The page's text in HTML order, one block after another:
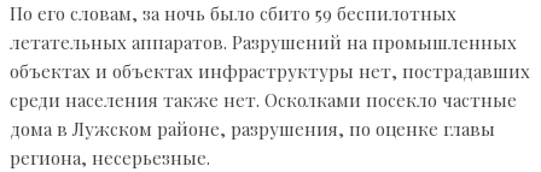
По его словам, за ночь было сбито 59 беспилотных
летательных аппаратов. Разрушений на промышленных
объектах и объектах инфраструктуры нет, пострадавших
среди населения также нет. Осколками посекло частные
дома в Лужском районе, разрушения, по оценке главы
региона, несерьезные.